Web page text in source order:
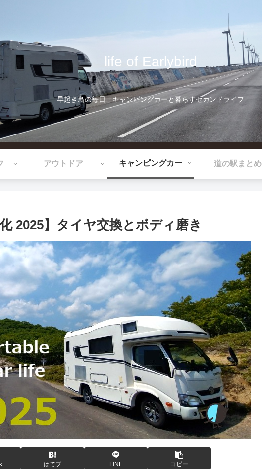
life of Earlybird
早起き鳥の毎日 キャンピングカーと暮らすセカンドライフ
アウトドア キャンピングカー 道の駅まとめ
2025】タイヤ交換とボディ磨き
はてブ LINE コピー